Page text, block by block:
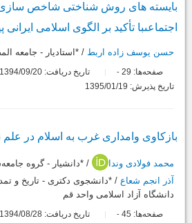
بایسته هاى روش شناختى شاخص سازى
اجتماعىبا تأکید بر الگوى اسلامى
حسن یوسف زاده اربط / *استادیار - جامعه
صفحه‌ها: 29
-
تاریخ دریافت: 1394/09/20
تاریخ پذیرش: 1395/01/19
بازکاوى وامدارى غرب به اسلام در علم
محمد فولادی وندا
/ *دانشیار - گروه
آذر انجم شعاع / *دانشجوی دکتری - تاریخ و
دانشگاه آزاد اسلامی واحد قم
صفحه‌ها: 45
-
تاریخ دریافت: 1394/08/28